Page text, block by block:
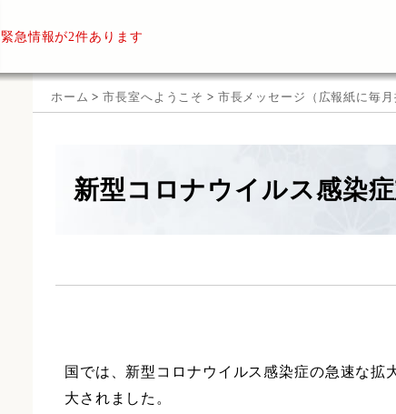
緊急情報が2件あります
ホーム >市長室へようこそ > 市長メッセージ（広報紙に毎月
新型コロナウイルス感染
国では、新型コロナウイルス感染症の急速な
大されました。